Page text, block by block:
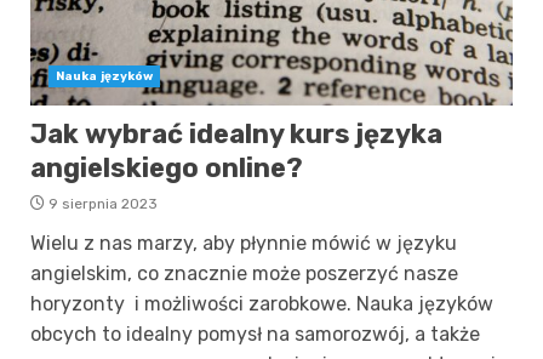
Nauka języków
Jak wybrać idealny kurs języka
angielskiego online?
9 sierpnia 2023
Wielu z nas marzy, aby płynnie mówić w języku
angielskim, co znacznie może poszerzyć nasze
horyzonty i możliwości zarobkowe. Nauka języków
obcych to idealny pomysł na samorozwój, a także